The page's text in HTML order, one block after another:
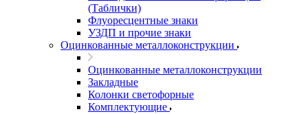
(Таблички)
Флуоресцентные знаки
УЗДП и прочие знаки
Оцинкованные металлоконструкции
Оцинкованные металлоконструкции
Закладные
Колонки светофорные
Комплектующие